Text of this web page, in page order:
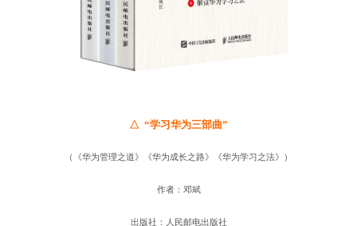
△ “学习华为三部曲”
（《华为管理之道》《华为成长之路》《华为学习之法》）
作者：邓斌
出版社：人民邮电出版社